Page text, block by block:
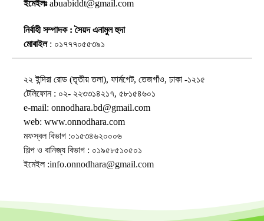
ইমেইলঃabuabiddt@gmail.com
নির্বাহী সম্পাদক : সৈয়দ এনামুল হুদা
মোবাইল: ০১৭৭৭০৫৫৩৯১
২২ ইন্দিরা রোড (তৃতীয় তলা), ফার্মগেট, তেজগাঁও, ঢাকা -১২১৫
টেলিফোন : ০২- ২২৩৩১৪২১৭, ৫৮১৫৪৬০১
e-mail: onnodhara.bd@gmail.com
web: www.onnodhara.com
মফস্বল বিভাগ :০১৫৩৪৬২০০০৬
শিল্প ও বানিজ্য বিভাগ : ০১৯৫৮৫১০৫০১
ইমেইল :info.onnodhara@gmail.com